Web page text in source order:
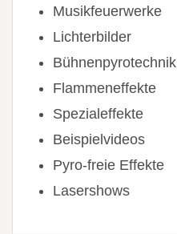
Musikfeuerwerke
Lichterbilder
Bühnenpyrotechnik
Flammeneffekte
Spezialeffekte
Beispielvideos
Pyro-freie Effekte
Lasershows